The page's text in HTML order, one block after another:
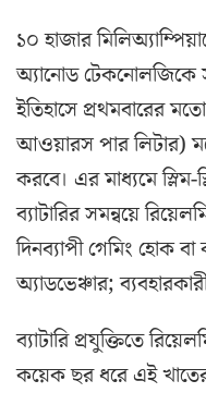
১০ হাজার
অ্যানোড টেকনোলজিকে
ইতিহাসে প্রথমবারের
আওয়ারস পার লিটার)
করবে। এর মাধ্যমে
ব্যাটারির সমন্বয়ে
দিনব্যাপী গেমিং হোক বা
অ্যাডভেঞ্চার;
ব্যাটারি প্রযুক্তিতে
কয়েক ছর ধরে এই খাতের